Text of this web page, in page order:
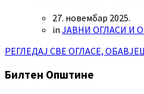
27. новембар 2025.
in ЈАВНИ ОГЛАСИ И
РЕГЛЕДАЈ СВЕ ОГЛАСЕ,
Билтен Општине